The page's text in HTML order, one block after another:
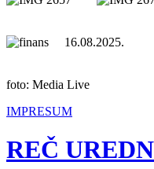
16.08.2025.
foto: Media Live
IMPRESUM
REČ